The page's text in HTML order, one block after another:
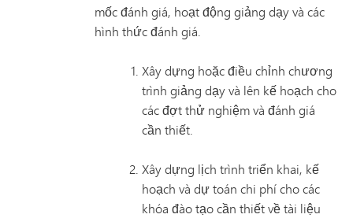
mốc đánh giá, hoạt động giảng dạy và các
hình thức đánh giá.
Xây dựng hoặc điều chỉnh chương
trình giảng dạy và lên kế hoạch cho
các đợt thử nghiệm và đánh giá
cần thiết.
Xây dựng lịch trình triển khai, kế
hoạch và dự toán chi phí cho các
khóa đào tạo cần thiết về tài liệu